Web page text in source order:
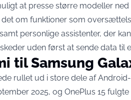
at presse større modeller
det om funktioner som
personlige assistenter, der
uden først at sende data til
til Samsung
rullet ud i store dele af
2025, og OnePlus 15